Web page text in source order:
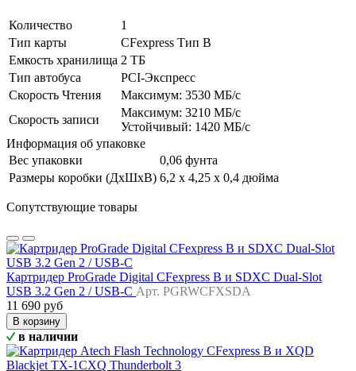
Количество
1
Тип карты
CFexpress Тип B
Емкость хранилища 2 ТБ
Тип автобуса
PCI-Экспресс
Скорость Чтения
Максимум: 3530 МБ/с
Скорость записи
Максимум: 3210 МБ/с
Устойчивый: 1420 МБ/с
Информация об упаковке
Вес упаковки
0,06 фунта
Размеры коробки (ДхШхВ) 6,2 x 4,25 x 0,4 дюйма
Сопутствующие товары
Картридер ProGrade Digital CFexpress B и SDXC Dual-Slot
USB 3.2 Gen 2 / USB-C Арт. PGRWCFXSDA
11 690 руб
В корзину
в наличии